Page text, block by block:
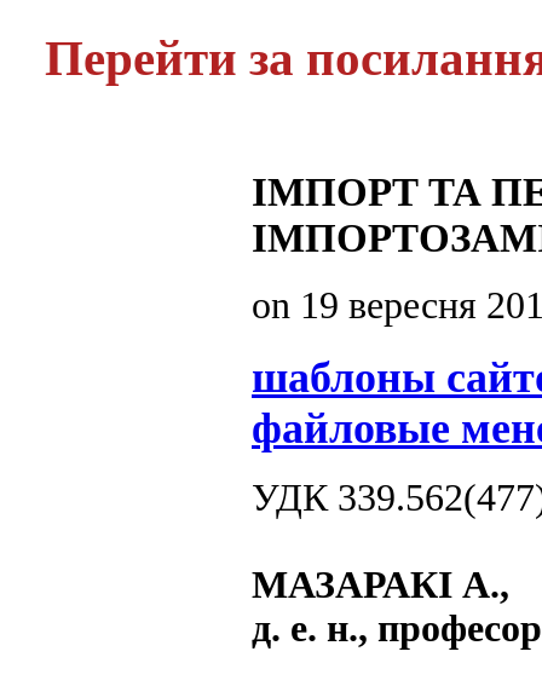
Перейти за
ІМПОРТ ТА
on 19 вересня
шаблоны
файловые
УДК
МАЗАРАКІ А.,
д. е. н.,